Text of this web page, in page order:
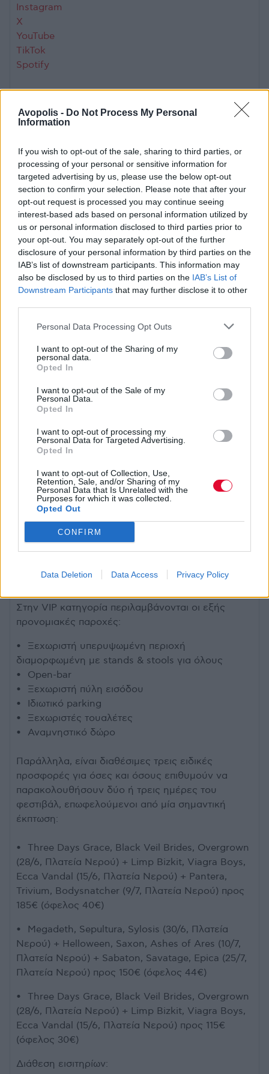
Avopolis - Do Not Process My Personal
Information
If you wish to opt-out of the sale, sharing to third parties, or
processing of your personal or sensitive information for
targeted advertising by us, please use the below opt-out
section to confirm your selection. Please note that after your
opt-out request is processed you may continue seeing
interest-based ads based on personal information utilized by
us or personal information disclosed to third parties prior to
your opt-out. You may separately opt-out of the further
disclosure of your personal information by third parties on the
IAB’s list of downstream participants. This information may
also be disclosed by us to third parties on the IAB’s List of
Downstream Participants that may further disclose it to other
Personal Data Processing Opt Outs
I want to opt-out of the Sharing of my
personal data.
Opted In
I want to opt-out of the Sale of my
Personal Data.
Opted In
I want to opt-out of processing my
Personal Data for Targeted Advertising.
Opted In
I want to opt-out of Collection, Use,
Retention, Sale, and/or Sharing of my
Personal Data that Is Unrelated with the
Purposes for which it was collected.
Opted Out
CONFIRM
Data Deletion Data Access Privacy Policy
Instagram
Χ
YouTube
TikTok
Spotify
σπουδαίου Josh Middleton, προστίθενται στην
Οι Sylosis συγκαταλέγονται εδώ και χρόνια στις
σημαντικότερες δυνάμεις του σύγχρονου
βρετανικού metal. Με επικεφαλής τον Josh
Middleton, κιθαρίστα και μέλος των Architects την
περίοδο 2018-2023, το συγκρότημα έχει
διαμορφώσει έναν ξεχωριστό ήχο που συνδυάζει
thrash, melodic death metal και progressive
στοιχεία, μέσα από δίσκους όπως τα “Conclusion
Of An Age”, “Edge Of The Earth”, “Monolith” και
“Cycle Of Suffering”.
Φέτος επέστρεψαν με το νέο άλμπουμ τους, “The
τη δυναμική των ασταμάτητων ζωντανών
εμφανίσεων των τελευταίων χρόνων και
αποτυπώνει ιδανικά την πιο επιθετική και άμεση
Sylosis ξεκινούν τη μεγαλύτερη και πιο φιλόδοξη
περιοδεία της μέχρι τώρα πορείας τους, έτοιμοι να
metal στερεώματος.
Πιο αναλυτικά:
• Three Days Grace, Black Veil Brides, Overgrown
(28/6, Πλατεία Νερού): 60€ (General Admission),
175€ (VIP)
• Megadeth, Sepultura, Sylosis (30/6, Πλατεία
Στην VIP κατηγορία περιλαμβάνονται οι εξής
προνομιακές παροχές:
• Ξεχωριστή υπερυψωμένη περιοχή
διαμορφωμένη με stands & stools για όλους
• Open-bar
• Ξεχωριστή πύλη εισόδου
• Ιδιωτικό parking
• Ξεχωριστές τουαλέτες
• Αναμνηστικό δώρο
Παράλληλα, είναι διαθέσιμες τρεις ειδικές
προσφορές για όσες και όσους επιθυμούν να
παρακολουθήσουν δύο ή τρεις ημέρες του
φεστιβάλ, επωφελούμενοι από μία σημαντική
έκπτωση:
• Three Days Grace, Black Veil Brides, Overgrown
(28/6, Πλατεία Νερού) + Limp Bizkit, Viagra Boys,
Ecca Vandal (15/6, Πλατεία Νερού) + Pantera,
Trivium, Bodysnatcher (9/7, Πλατεία Νερού) προς
185€ (όφελος 40€)
• Megadeth, Sepultura, Sylosis (30/6, Πλατεία
Νερού) + Helloween, Saxon, Ashes of Ares (10/7,
Πλατεία Νερού) + Sabaton, Savatage, Epica (25/7,
Πλατεία Νερού) προς 150€ (όφελος 44€)
• Three Days Grace, Black Veil Brides, Overgrown
(28/6, Πλατεία Νερού) + Limp Bizkit, Viagra Boys,
Ecca Vandal (15/6, Πλατεία Νερού) προς 115€
(όφελος 30€)
Διάθεση εισιτηρίων: